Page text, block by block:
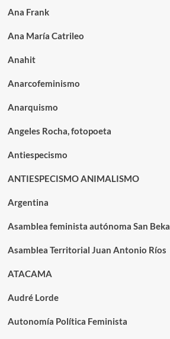
Ana Frank
Ana María Catrileo
Anahit
Anarcofeminismo
Anarquismo
Angeles Rocha, fotopoeta
Antiespecismo
ANTIESPECISMO ANIMALISMO
Argentina
Asamblea feminista autónoma San Beka
Asamblea Territorial Juan Antonio Ríos
ATACAMA
Audré Lorde
Autonomía Política Feminista